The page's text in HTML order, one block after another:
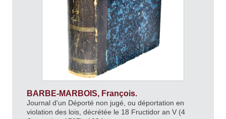
BARBE-MARBOIS, François.
Journal d'un Déporté non jugé, ou déportation en
violation des lois, décrétée le 18 Fructidor an V (4